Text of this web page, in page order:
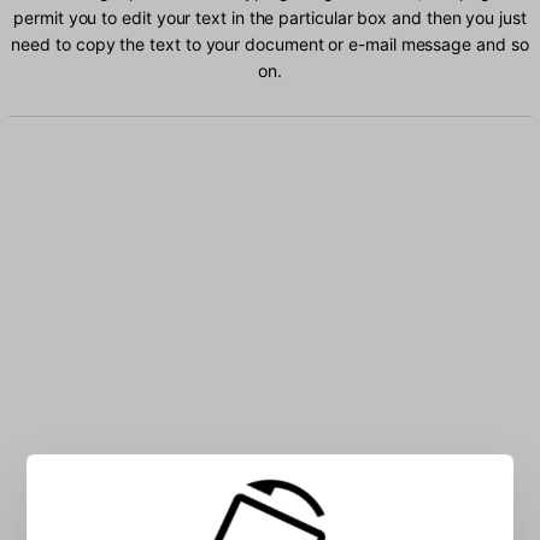
permit you to edit your text in the particular box and then you just
need to copy the text to your document or e-mail message and so
on.
Type Bengali characters into the box: